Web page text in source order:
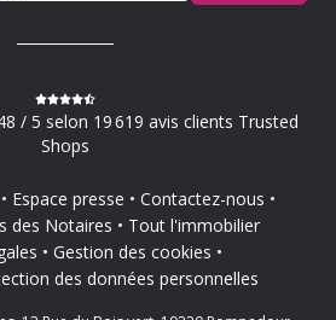
/ 5 selon 19 619 avis clients Trusted
Shops
Espace presse
Contactez-nous
des Notaires
Tout l'immobilier
Gestion des cookies
des données personnelles